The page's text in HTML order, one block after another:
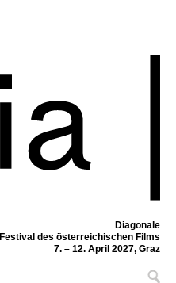
Diagonale
Festival des österreichischen Films
7. – 12. April 2027, Graz